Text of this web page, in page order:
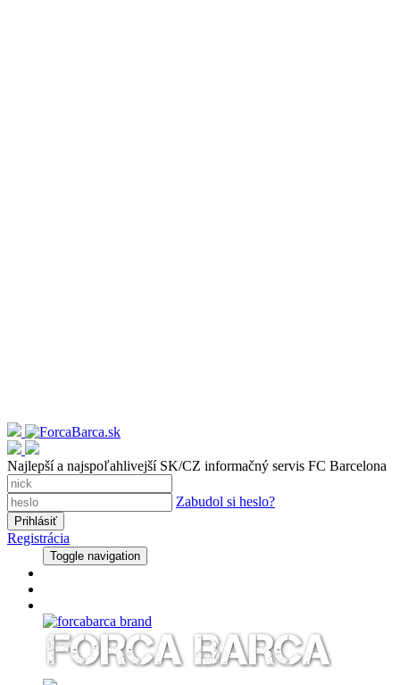
Najlepší a najspoľahlivejší SK/CZ informačný servis FC Barcelona
Zabudol si heslo?
Registrácia
Toggle navigation